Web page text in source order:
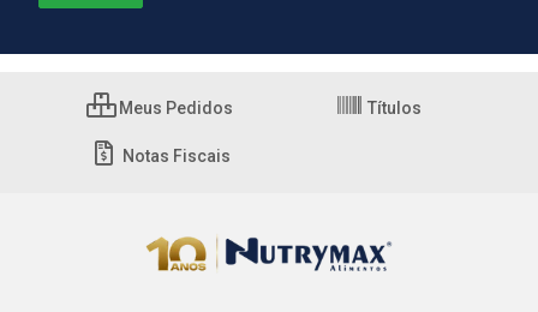
Meus Pedidos Títulos
Notas Fiscais